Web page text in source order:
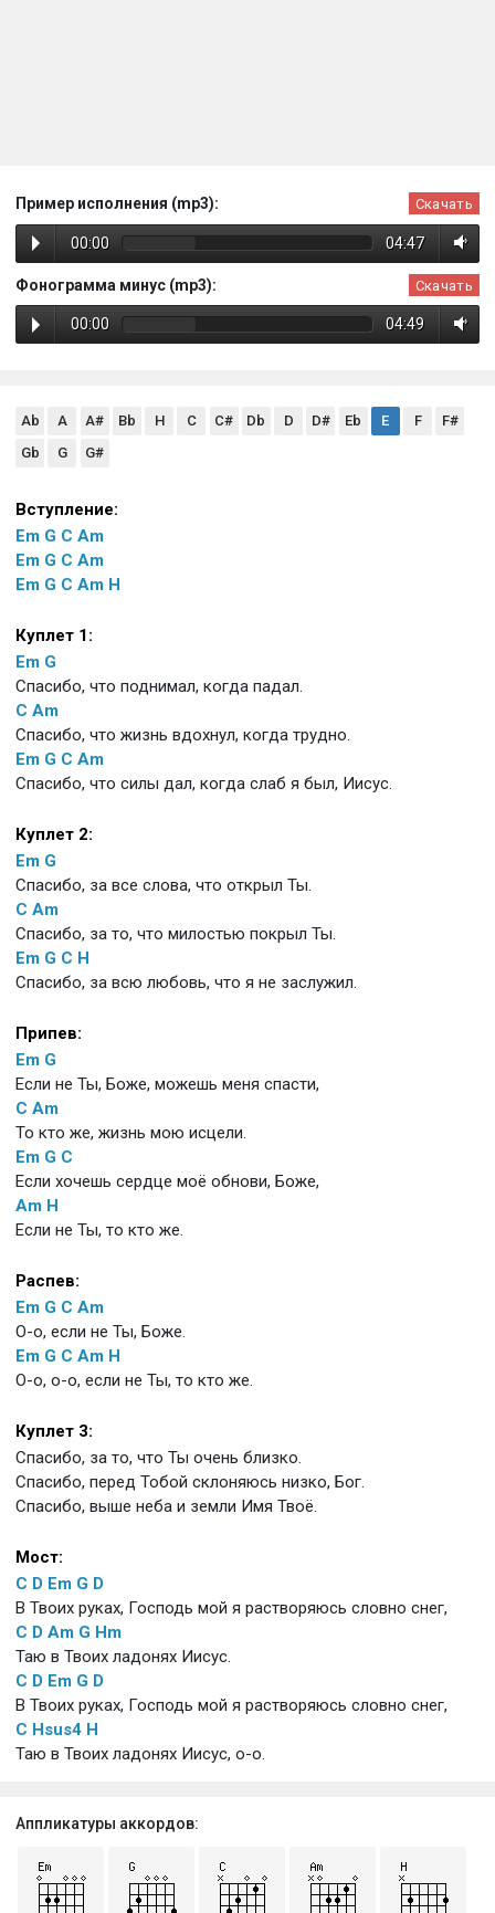
Пример исполнения (mp3): Скачать
00:00 04:47
Фонограмма минус (mp3): Скачать
00:00 04:49
Ab A A# Bb H C C# Db D D# Eb E F
F#
Gb
G G#
Вступление:
Em G C Am
Em G C Am
Em G C Am H
Куплет 1:
Em G
Спасибо, что поднимал, когда падал.
C Am
Спасибо, что жизнь вдохнул, когда трудно.
Em G C Am
Спасибо, что силы дал, когда слаб я был, Иисус.
Куплет 2:
Em G
Спасибо, за все слова, что открыл Ты.
C Am
Спасибо, за то, что милостью покрыл Ты.
Em G C H
Спасибо, за всю любовь, что я не заслужил.
Припев:
Em G
Если не Ты, Боже, можешь меня спасти,
C Am
То кто же, жизнь мою исцели.
Em G C
Если хочешь сердце моё обнови, Боже,
Am H
Если не Ты, то кто же.
Распев:
Em G C Am
О-о, если не Ты, Боже.
Em G C Am H
О-о, о-о, если не Ты, то кто же.
Куплет 3:
Спасибо, за то, что Ты очень близко.
Спасибо, перед Тобой склоняюсь низко, Бог.
Спасибо, выше неба и земли Имя Твоё.
Мост:
C D Em G D
В Твоих руках, Господь мой я растворяюсь словно снег,
C D Am G Hm
Таю в Твоих ладонях Иисус.
C D Em G D
В Твоих руках, Господь мой я растворяюсь словно снег,
C Hsus4 H
Таю в Твоих ладонях Иисус, о-о.
Аппликатуры аккордов: